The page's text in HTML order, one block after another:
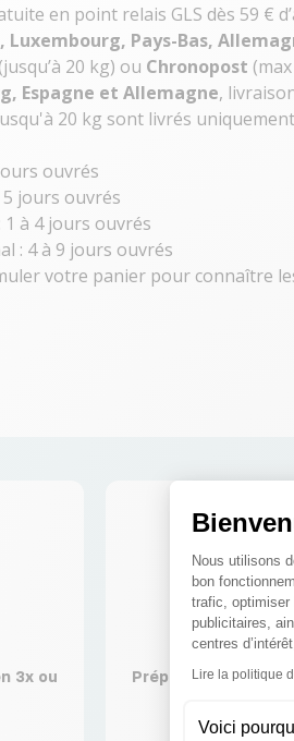
Nous utilisons
bon
trafic, optimiser
publicitaires,
centres
Lire la politique
Voici
en point relais GLS dès 59 €
Pays-Bas,
(jusqu’à 20 kg) ou Chronopost
Espagne et Allemagne,
20 kg sont livrés uniquement
ouvrés
5 jours ouvrés
à 4 jours ouvrés
: 4 à 9 jours ouvrés
votre panier pour connaître
3x ou
Préparation et